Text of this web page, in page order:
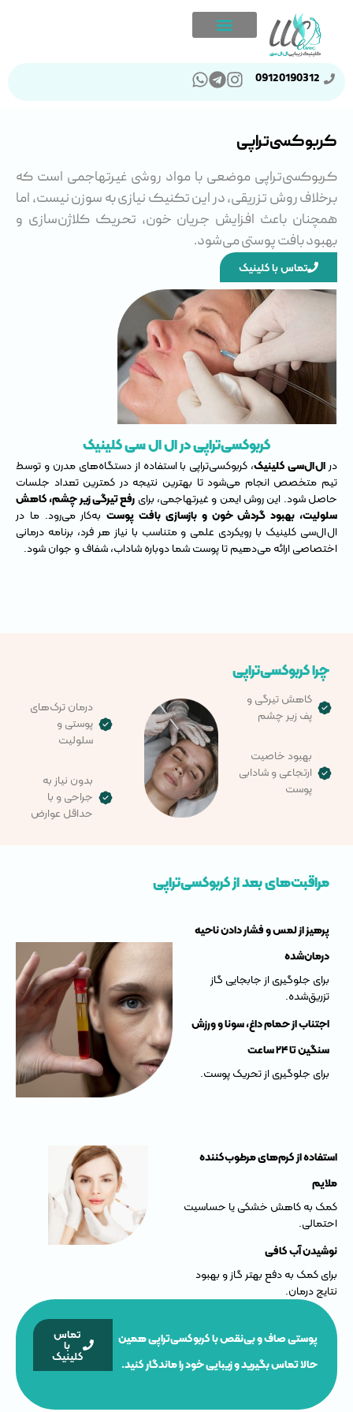
09120190312
تماس با کلینیک
کربوکسی‌تراپی
کربوکسی‌تراپی موضعی با مواد روشی غیرتهاجمی است که
برخلاف روش تزریقی، در این تکنیک نیازی به سوزن نیست، اما
همچنان باعث افزایش جریان خون، تحریک کلاژن‌سازی و
بهبود بافت پوستی می‌شود.
کربوکسی‌تراپی در ال ال سی کلینیک
در ال‌ال‌سی کلینیک، کربوکسی‌تراپی با استفاده از دستگاه‌های مدرن و توسط
تیم متخصص انجام می‌شود تا بهترین نتیجه در کمترین تعداد جلسات
حاصل شود. این روش ایمن و غیرتهاجمی، برای رفع تیرگی زیر چشم، کاهش
سلولیت، بهبود گردش خون و بازسازی بافت پوستبه‌کار می‌رود. ما در
ال‌ال‌سی کلینیک با رویکردی علمی و متناسب با نیاز هر فرد، برنامه درمانی
اختصاصی ارائه می‌دهیم تا پوست شما دوباره شاداب، شفاف و جوان شود.
چرا کربوکسی‌تراپی
کاهش تیرگی و
پف زیر چشم
بهبود خاصیت
ارتجاعی و شادابی
پوست
درمان ترک‌های
پوستی و
سلولیت
بدون نیاز به
جراحی و با
حداقل عوارض
مراقبت‌های بعد از کربوکسی‌تراپی
پرهیز از لمس و فشار دادن ناحیه
درمان‌شده
برای جلوگیری از جابجایی گاز
تزریق‌شده.
اجتناب از حمام داغ، سونا و ورزش
سنگین تا ۲۴ ساعت
برای جلوگیری از تحریک پوست.
استفاده از کرم‌های مرطوب‌کننده
ملایم
کمک به کاهش خشکی یا حساسیت
احتمالی.
نوشیدن آب کافی
برای کمک به دفع بهتر گاز و بهبود
نتایج درمان.
پوستی صاف و بی‌نقص با کربوکسی‌تراپی همین
حالا تماس بگیرید و زیبایی خود را ماندگار کنید.
تماس
با
کلینیک